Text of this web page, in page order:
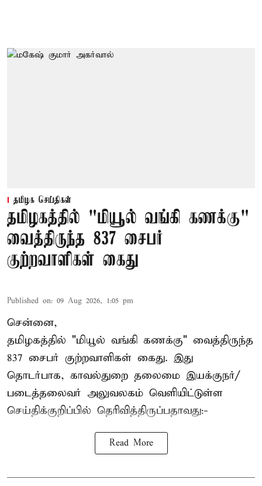
தமிழக செய்திகள்
தமிழகத்தில் "மியூல் வங்கி கணக்கு"
வைத்திருந்த 837 சைபர்
குற்றவாளிகள் கைது
Published on: 09 Aug 2026, 1:05 pm
சென்னை,
தமிழகத்தில் "மியூல் வங்கி கணக்கு" வைத்திருந்த
837 சைபர் குற்றவாளிகள் கைது. இது
தொடர்பாக, காவல்துறை தலைமை இயக்குநர்/
படைத்தலைவர் அலுவலகம் வெளியிட்டுள்ள
செய்திக்குறிப்பில் தெரிவித்திருப்பதாவது:-
Read More